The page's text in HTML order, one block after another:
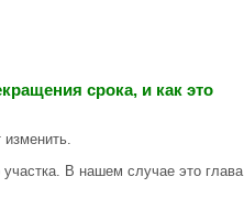
срока, и как это
В нашем случае это глава